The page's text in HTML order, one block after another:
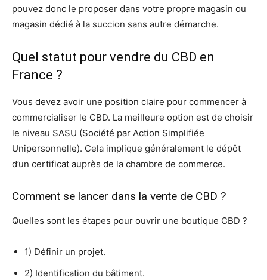
pouvez donc le proposer dans votre propre magasin ou
magasin dédié à la succion sans autre démarche.
Quel statut pour vendre du CBD en
France ?
Vous devez avoir une position claire pour commencer à
commercialiser le CBD. La meilleure option est de choisir
le niveau SASU (Société par Action Simplifiée
Unipersonnelle). Cela implique généralement le dépôt
d’un certificat auprès de la chambre de commerce.
Comment se lancer dans la vente de CBD ?
Quelles sont les étapes pour ouvrir une boutique CBD ?
1) Définir un projet.
2) Identification du bâtiment.